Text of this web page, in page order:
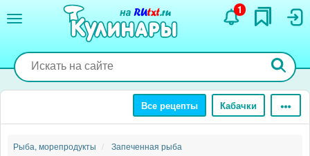
содержанию
1
Все рецепты Кабачки
Рыба, морепродукты Запеченная рыба